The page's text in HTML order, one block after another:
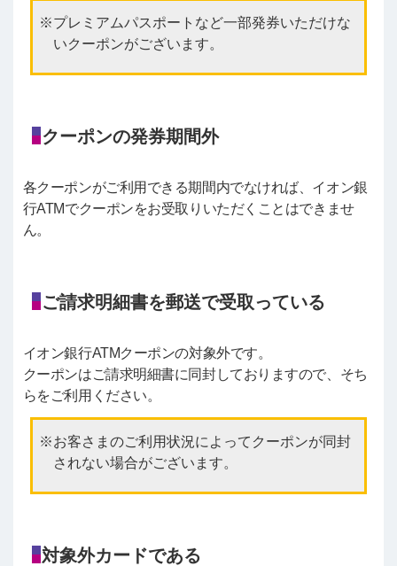
プレミアムパスポートなど一部発券いただけな
いクーポンがございます。
クーポンの発券期間外
各クーポンがご利用できる期間内でなければ、イオン銀
行ATMでクーポンをお受取りいただくことはできませ
ん。
ご請求明細書を郵送で受取っている
イオン銀行ATMクーポンの対象外です。
クーポンはご請求明細書に同封しておりますので、そち
らをご利用ください。
お客さまのご利用状況によってクーポンが同封
されない場合がございます。
対象外カードである